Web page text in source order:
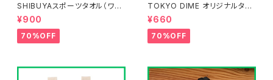
SHIBUYAスポーツタオル（ワニ
ィ×サンディー×シビット）コラボ
タオル
¥900
70%OFF
TOKYO DIME オリジナルタン
ブラー
¥660
70%OFF